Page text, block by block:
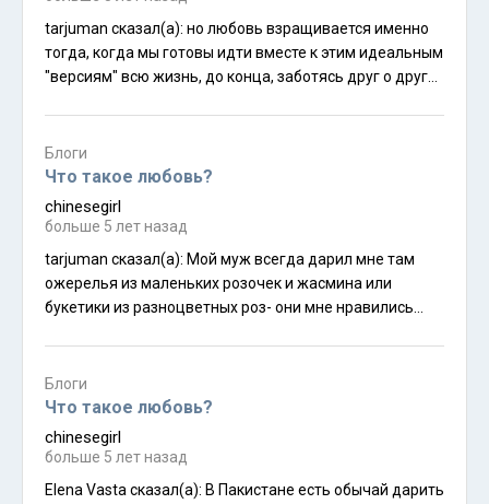
tarjuman сказал(а): но любовь взращивается именно
тогда, когда мы готовы идти вместе к этим идеальным
"версиям" всю жизнь, до конца, заботясь друг о друге.
отношениями. Чтобы прийти к понимаю и принятию
той или иной ситуации.
Блоги
Что такое любовь?
chinesegirl
больше 5 лет назад
tarjuman сказал(а): Мой муж всегда дарил мне там
ожерелья из маленьких розочек и жасмина или
букетики из разноцветных роз- они мне нравились
сказал(а): Вкус твоего мужа вообще неоспорим- букет
прекрасный! Благодарю) Я ему передам. Надо его
засмущатьнемного)))
Блоги
Что такое любовь?
chinesegirl
больше 5 лет назад
Elena Vasta сказал(а): В Пакистане есть обычай дарить